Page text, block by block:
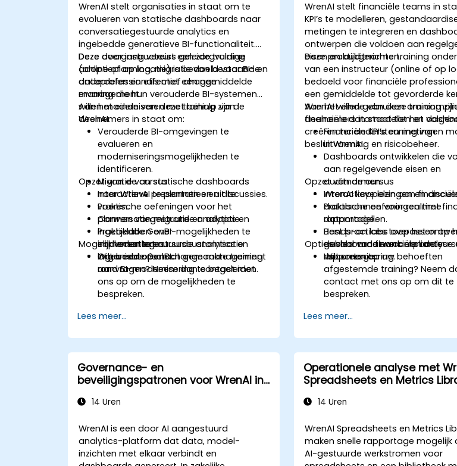
WrenAI stelt organisaties in staat om te
evolueren van statische dashboards naar
conversatiegestuurde analytics en
ingebedde generatieve BI-functionaliteit.
Deze overgang vereist een zorgvuldige
adoptieplanning, migratie van bestaande
onderdelen en effectief change
management.
Deze door instructeurs geleide training
(online of op locatie) is bedoeld voor BI- en
dataprofessionals met een gemiddelde
ervaring die hun verouderde BI-systemen
willen moderniseren met behulp van
WrenAI.
Aan het einde van deze training zijn de
deelnemers in staat om:
Verouderde BI-omgevingen te
evalueren en
moderniseringsmogelijkheden te
identificeren.
Migratie van statische dashboards
naar WrenAI te plannen en uit te
voeren.
Conversatiegestuurde analytics en
ingebedde GenBI-mogelijkheden te
implementeren.
Organisatorisch change management
rond BI-modernisering te begeleiden.
Opzet van de cursus
Interactieve presentaties en discussies.
Praktische oefeningen voor het
plannen van migratie en adoptie.
Praktijklaben over
conversatiegestuurde analytics en
ingebedde GenBI.
Mogelijkheden tot cursuscustomisatie
Wilt u een op maat gemaakte training
aanvragen? Neem dan contact met
ons op om de mogelijkheden te
bespreken.
Lees meer...
WrenAI stelt financiële teams in
KPI’s te modelleren,
metingen te integreren en
ontwerpen die voldoen aan
eisen en auditnormen.
Deze praktijkgerichte training
van een instructeur (online of op
bedoeld voor financiële
een gemiddelde tot gevorderde
WrenAI willen gebruiken om
financiële datamodellen en
creëren ter ondersteuning van
besluitvorming en risicobeheer.
Aan het einde van deze training zijn
deelnemers in staat tot het
Financiële KPI’s en metingen
in WrenAI.
Dashboards ontwikkelen die
aan regelgevende eisen en
auditnormen.
WrenAI koppelen aan
databronnen voor realtime
rapportage.
Best practices toepassen op
gebied van financiële analyse
risicomonitoring.
Opzet van de cursus
Interactieve lezingen en
Praktische oefeningen met
datamodellen.
Hands-on labs over het
dashboards en compliante
rapportage.
Opties voor maatwerk aan de
Wilt u een op uw behoeften
afgestemde training? Neem
contact met ons op om dit te
bespreken.
Lees meer...
Governance- en
beveiligingspatronen voor WrenAI in
14 Uren
WrenAI is een door AI aangestuurd
analytics-platform dat data, model-
inzichten met elkaar verbindt en
Operationele analyse met
Spreadsheets en Metrics
14 Uren
WrenAI Spreadsheets en Metrics
maken snelle rapportage mogelijk
AI-gestuurde werkstromen voor